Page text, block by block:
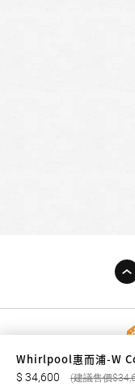
Whirlpool惠而浦-W
34,600